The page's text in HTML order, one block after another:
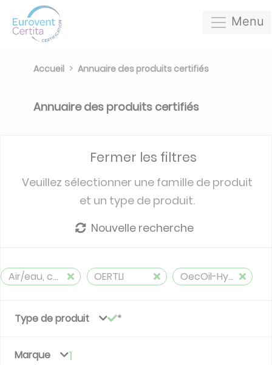
Menu
Accueil Annuaire des produits certifiés
Annuaire des produits certifiés
Fermer les filtres
Veuillez sélectionner une famille de produit
et un type de produit.
Nouvelle recherche
Air/eau, chauffage, refroidissement et eau chaude OERTLI OecOil-Hybrid Condens (Scroll)
Type de produit
Marque 1